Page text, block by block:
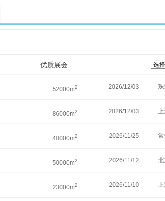
优质展会
52000m2 2026/12/03
86000m2 2026/12/03
40000m2 2026/11/25
50000m2 2026/11/12
23000m2 2026/11/10